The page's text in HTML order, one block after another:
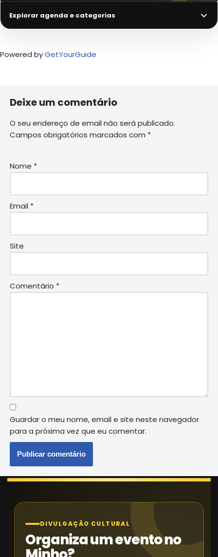
Explorar agenda e categorias
Powered byGetYourGuide
Deixe um comentário
O seu endereço de email não será publicado.
Campos obrigatórios marcados com *
Nome *
Email *
Site
Comentário *
Guardar o meu nome, email e site neste navegador
para a próxima vez que eu comentar.
DIVULGAÇÃO CULTURAL
Organiza um evento no